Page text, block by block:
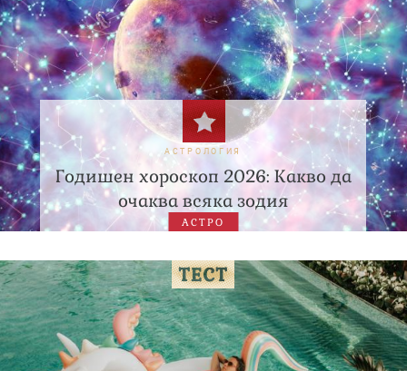
АСТРОЛОГИЯ
Годишен хороскоп 2026: Какво да
очаква всяка зодия
АСТРО